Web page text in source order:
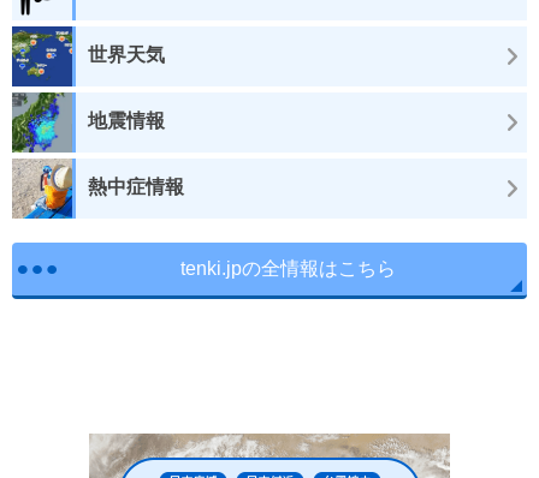
世界天気
地震情報
熱中症情報
tenki.jpの全情報はこちら